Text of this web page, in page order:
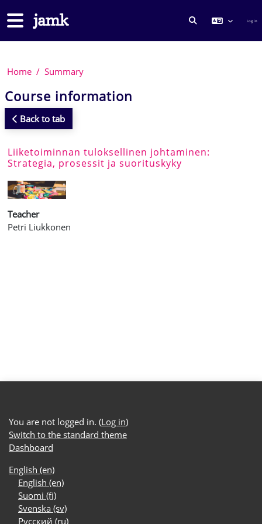
Side panel
TOGGLE Log in
Home Summary
Course information
Back to tab
Liiketoiminnan tuloksellinen johtaminen:
Strategia, prosessit ja suorituskyky
Teacher
Petri Liukkonen
You are not logged in. (Log in)
Switch to the standard theme
Dashboard
English ‎(en)‎
English ‎(en)‎
Suomi ‎(fi)‎
Svenska ‎(sv)‎
Русский ‎(ru)‎